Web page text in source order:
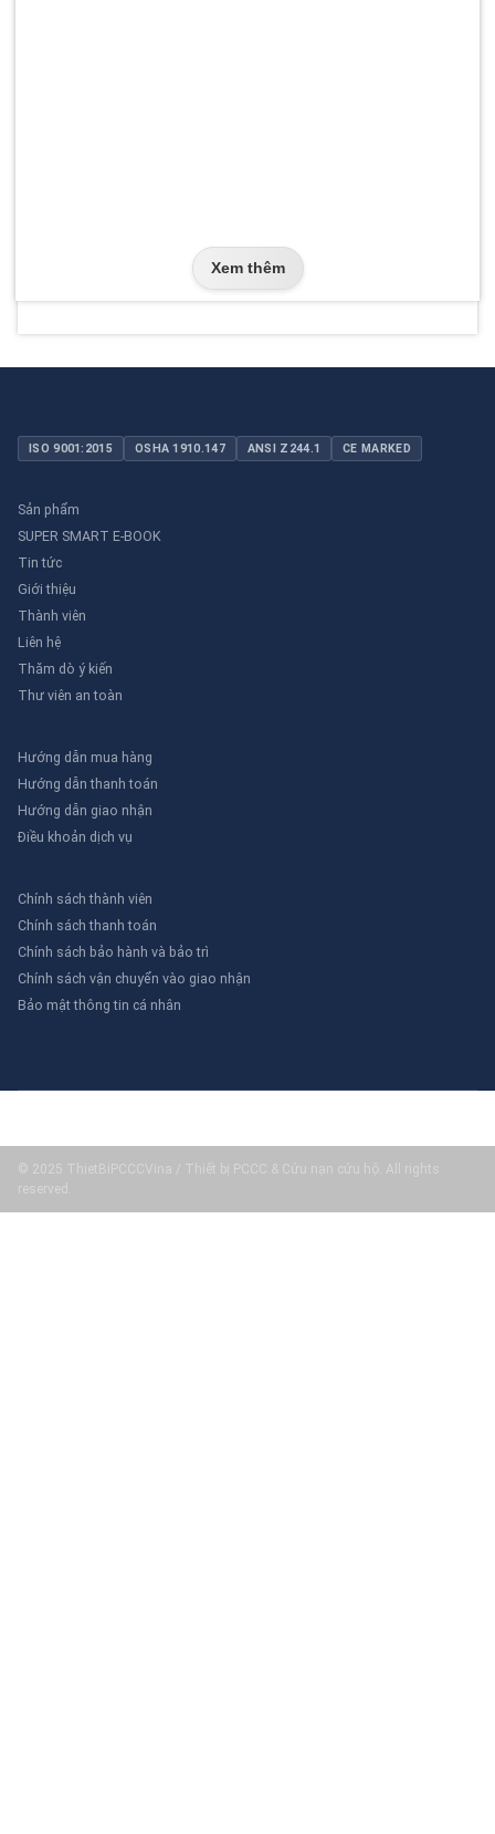
Xem thêm
ISO 9001:2015 OSHA 1910.147 ANSI Z244.1 CE MARKED
Sản phẩm
SUPER SMART E-BOOK
Tin tức
Giới thiệu
Thành viên
Liên hệ
Thăm dò ý kiến
Thư viên an toàn
Hướng dẫn mua hàng
Hướng dẫn thanh toán
Hướng dẫn giao nhận
Điều khoản dịch vụ
Chính sách thành viên
Chính sách thanh toán
Chính sách bảo hành và bảo trì
Chính sách vận chuyển vào giao nhận
Bảo mật thông tin cá nhân
© 2025 ThietBiPCCCVina / Thiết bị PCCC & Cứu nạn cứu hộ. All rights
reserved.